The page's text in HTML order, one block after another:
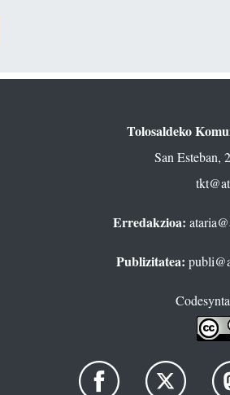
Tolosaldeko
San Esteban,
Erredakzioa:
Publizitatea: